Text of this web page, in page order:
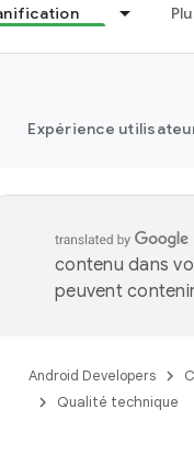
Expérience
contenu dans
peuvent
Android Developers
Qualité technique